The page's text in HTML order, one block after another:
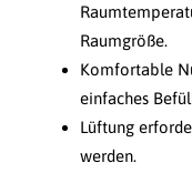
Raumgröße.
Komfortable
einfaches
Lüftung
werden.